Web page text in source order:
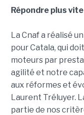
Répondre plus
La Cnaf a réalisé
pour Catala, qui
moteurs par
agilité et notre
aux réformes et
Laurent Tréluyer.
partie de nos